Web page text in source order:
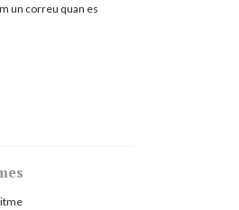
un correu quan es